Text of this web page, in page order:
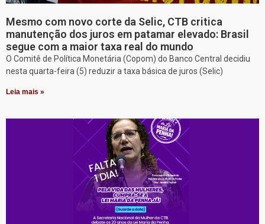
Mesmo com novo corte da Selic, CTB critica
manutenção dos juros em patamar elevado: Brasil
segue com a maior taxa real do mundo
O Comitê de Política Monetária (Copom) do Banco Central decidiu
nesta quarta-feira (5) reduzir a taxa básica de juros (Selic)
Leia mais »